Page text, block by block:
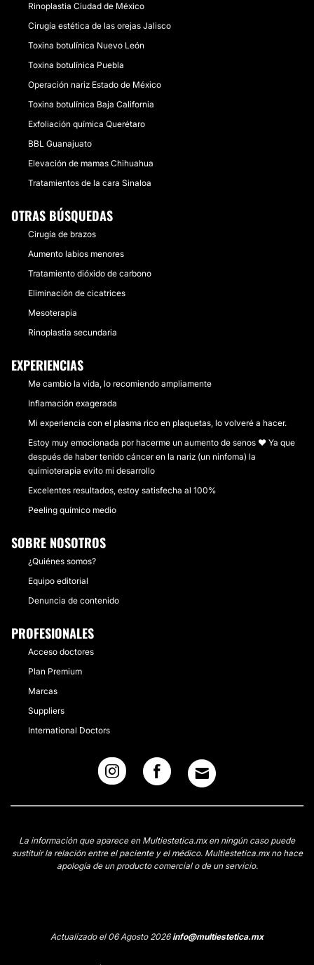
Rinoplastia Ciudad de México
Cirugía estética de las orejas Jalisco
Toxina botulínica Nuevo León
Toxina botulínica Puebla
Operación nariz Estado de México
Toxina botulínica Baja California
Exfoliación química Querétaro
BBL Guanajuato
Elevación de mamas Chihuahua
Tratamientos de la cara Sinaloa
OTRAS BÚSQUEDAS
Cirugía de brazos
Aumento labios menores
Tratamiento dióxido de carbono
Eliminación de cicatrices
Mesoterapia
Rinoplastia secundaria
EXPERIENCIAS
Me cambio la vida, lo recomiendo ampliamente
Inflamación exagerada
Mi experiencia con el plasma rico en plaquetas, lo volveré a hacer.
Estoy muy emocionada por hacerme un aumento de senos ❤️ Ya que
después de haber tenido cáncer en la nariz (un ninfoma) la
quimioterapia evito mi desarrollo
Excelentes resultados, estoy satisfecha al 100%
Peeling químico medio
SOBRE NOSOTROS
¿Quiénes somos?
Equipo editorial
Denuncia de contenido
PROFESIONALES
Acceso doctores
Plan Premium
Marcas
Suppliers
International Doctors
La información que aparece en Multiestetica.mx en ningún caso puede
sustituir la relación entre el paciente y el médico. Multiestetica.mx no hace
apología de un producto comercial o de un servicio.
Actualizado el 06 Agosto 2026info@multiestetica.mx